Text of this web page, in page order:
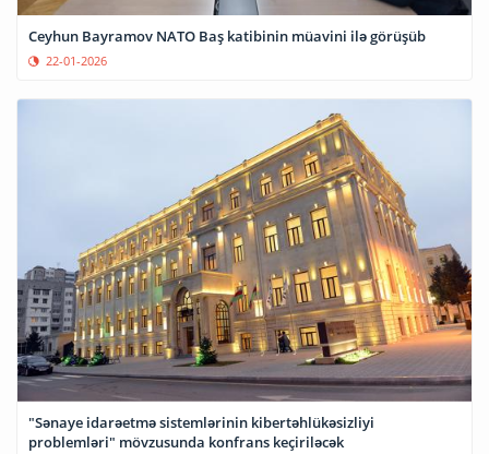
Ceyhun Bayramov NATO Baş katibinin müavini ilə görüşüb
22-01-2026
"Sənaye idarəetmə sistemlərinin kibertəhlükəsizliyi
problemləri" mövzusunda konfrans keçiriləcək